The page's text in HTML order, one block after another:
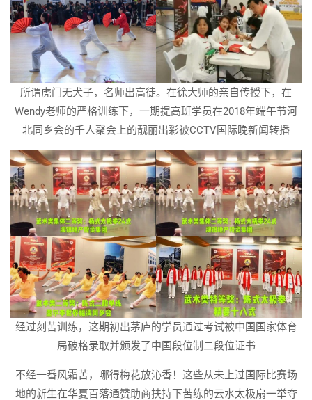
所谓虎门无犬子，名师出高徒。在徐大师的亲自传授下，在
Wendy老师的严格训练下，一期提高班学员在2018年端午节河
北同乡会的千人聚会上的靓丽出彩被CCTV国际晚新闻转播
经过刻苦训练，这期初出茅庐的学员通过考试被中国国家体育
局破格录取并颁发了中国段位制二段位证书
不经一番风霜苦，哪得梅花放沁香！这些从未上过国际比赛场
地的新生在华夏百落通赞助商扶持下苦练的云水太极扇一举夺